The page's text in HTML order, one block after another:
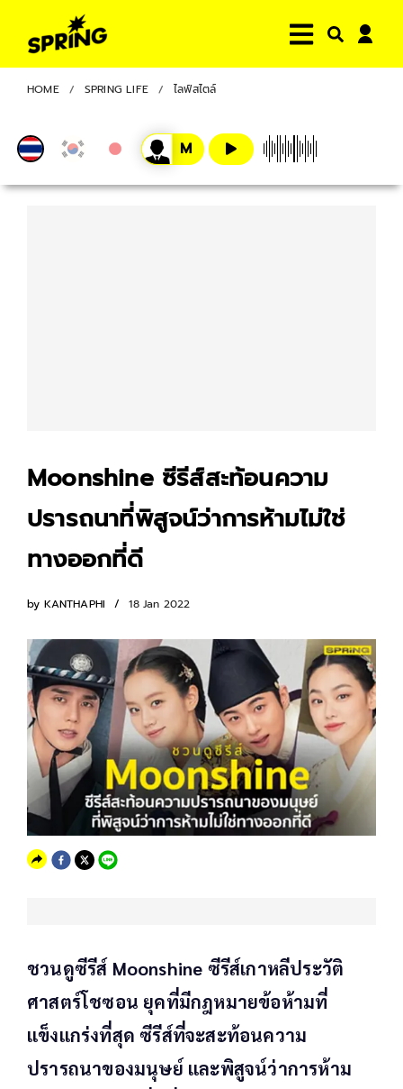
HOME SPRING LIFE ไลฟ์สไตล์
Moonshine ซีรีส์สะท้อนความ
ปรารถนาที่พิสูจน์ว่าการห้ามไม่ใช่
ทางออกที่ดี
by KANTHAPHI 18 Jan 2022
ชวนดูซีรีส์ Moonshine ซีรีส์เกาหลีประวัติ
ศาสตร์โชซอน ยุคที่มีกฎหมายข้อห้ามที่
แข็งแกร่งที่สุด ซีรีส์ที่จะสะท้อนความ
ปรารถนาของมนุษย์ และพิสูจน์ว่าการห้าม